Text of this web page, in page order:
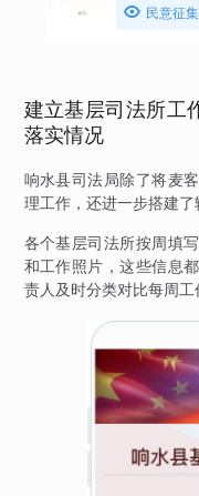
 民意征
建立基层司法所工
落实情况
响水县司法局除了将麦
理工作，还进一步搭建了
各个基层司法所按周填
和工作照片，这些信息
责人及时分类对比每周工